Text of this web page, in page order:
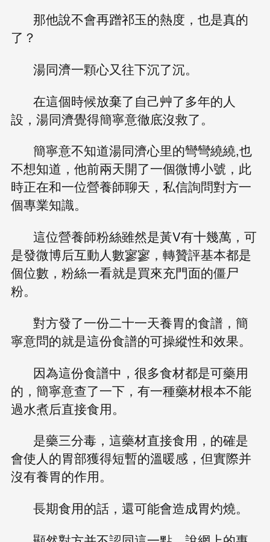
那他說不會再蹭祁玉的熱度，也是真的
了？
湯同濟一顆心又往下沉了沉。
在這個時候放棄了自己艸了多年的人
設，湯同濟覺得簡寧意徹底沒救了。
簡寧意不知道湯同濟心里的彎彎繞繞,也
不想知道，他前兩天開了一個微博小號，此
時正在和一位營養師聊天，私信詢問對方一
個專業知識。
這位營養師粉絲雖然是黃V有十幾萬，可
是發微博后互動人數寥寥，轉贊評基本都是
個位數，粉絲一看就是買來充門面的僵尸
粉。
對方發了一份二十一天養胃的食譜，簡
寧意問的就是這份食譜的可操縱性和效果。
因為這份食譜中，很多食材都是可藥用
的，簡寧意查了一下，有一種藥材根本不能
過水煮后直接食用。
是藥三分毒，這藥材直接食用，的確是
會使人的胃部獲得短暫的溫暖感，但實際并
沒有養胃的作用。
長期食用的話，還可能會造成胃灼燒。